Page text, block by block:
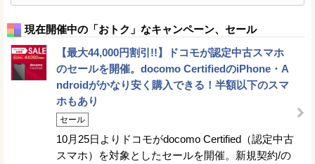
現在開催中の「おトク」なキャンペーン、セール
【最大44,000円割引!!】ドコモが認定中古スマホ
のセールを開催。docomo CertifiedのiPhone・A
ndroidがかなり安く購入できる！半額以下のスマ
ホもあり
セール
10月25日よりドコモがdocomo Certified（認定中古
スマホ）を対象としたセールを開催。新規契約/の